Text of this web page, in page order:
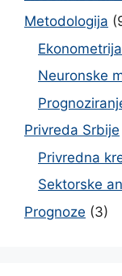
Metodologija
Ekonometrija
Neuronske
Privreda Srbije
Privredna
Sektorske
Prognoze (3)